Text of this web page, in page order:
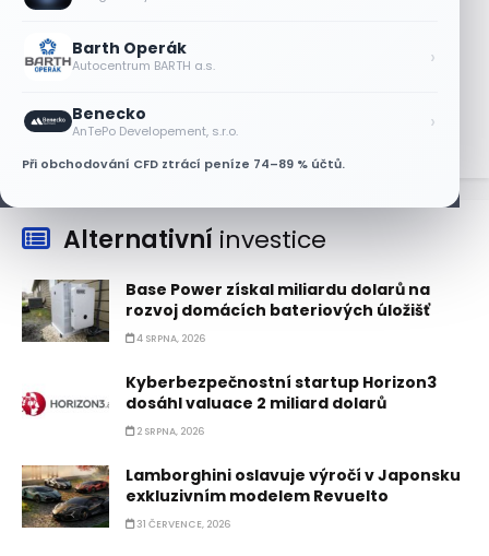
Barth Operák
Autocentrum BARTH a.s. ›
Benecko
AnTePo Developement, s.r.o. ›
Při obchodování CFD ztrácí peníze 74–89 % účtů.
Objednávky DoorDash vzrostly téměř o
28 %, akcie rostou
Alternativní investice
Base Power získal miliardu dolarů na
rozvoj domácích bateriových úložišť
4 SRPNA, 2026
Kyberbezpečnostní startup Horizon3
dosáhl valuace 2 miliard dolarů
2 SRPNA, 2026
Lamborghini oslavuje výročí v Japonsku
exkluzivním modelem Revuelto
31 ČERVENCE, 2026